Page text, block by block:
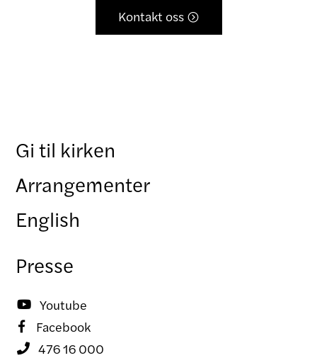
Kontakt oss 
Gi til kirken
Arrangementer
English
Presse
 Youtube
 Facebook
 476 16 000